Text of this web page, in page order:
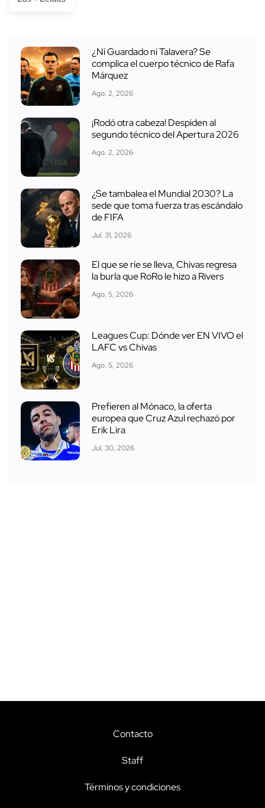
¿Ni Guardado ni Talavera? Se
complica el cuerpo técnico de Rafa
Márquez
Ago. 2, 2026
¡Rodó otra cabeza! Despiden al
segundo técnico del Apertura 2026
Ago. 2, 2026
¿Se tambalea el Mundial 2030? La
sede que toma fuerza tras escándalo
de FIFA
Jul. 31, 2026
El que se ríe se lleva, Chivas regresa
la burla que RoRo le hizo a Rivers
Ago. 5, 2026
Leagues Cup: Dónde ver EN VIVO el
LAFC vs Chivas
Ago. 5, 2026
Prefieren al Mónaco, la oferta
europea que Cruz Azul rechazó por
Erik Lira
Jul. 30, 2026
Contacto
Staff
Términos y condiciones